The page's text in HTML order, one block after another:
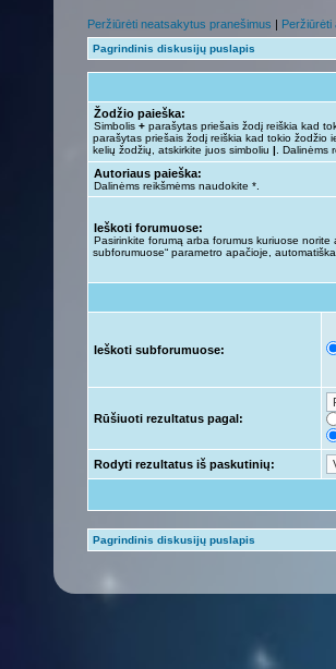
Peržiūrėti neatsakytus pranešimus | Peržiūrėti
Pagrindinis diskusijų puslapis
Žodžio paieška:
Simbolis + parašytas priešais žodį reiškia kad
parašytas priešais žodį reiškia kad tokio žodžio
kelių žodžių, atskirkite juos simboliu | . Dalinėms
Autoriaus paieška:
Dalinėms reikšmėms naudokite *.
Ieškoti forumuose:
Pasirinkite forumą arba forumus kuriuose
subforumuose“ parametro apačioje,
Ieškoti subforumuose:
Rūšiuoti rezultatus pagal:
Rodyti rezultatus iš paskutinių:
Pagrindinis diskusijų puslapis